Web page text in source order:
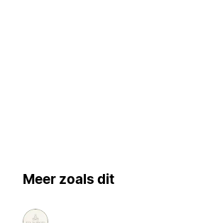
Meer zoals dit